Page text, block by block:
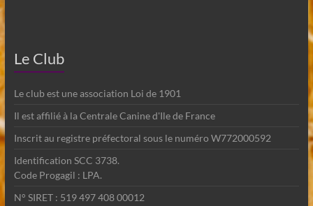
Le Club
Le club est une association Loi de 1901
Il est affilié à la Centrale Canine d'Ile de France
Inscrit au registre préfectoral sous le numéro W772000592
Identification SCC 3738.
Code Progagil : LPA.
N° SIRET : 519 497 408 00012